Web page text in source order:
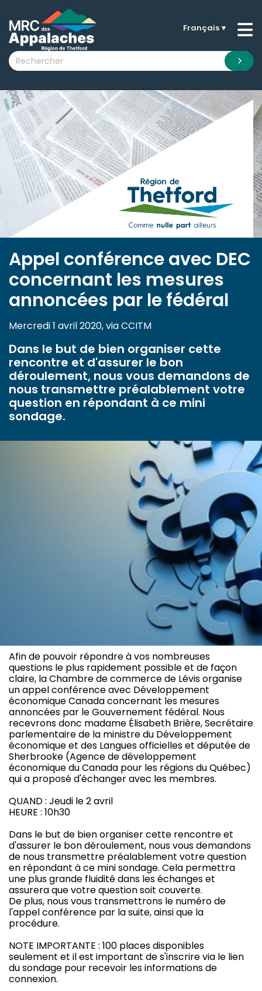
submenu (La MRC )
submenu (Citoyens )
submenu (Visiteurs )
submenu (Nouvelles )
submenu (Documentation )
Français▼
Appel conférence avec DEC
concernant les mesures
annoncées par le fédéral
Mercredi 1 avril 2020, via CCITM
Dans le but de bien organiser cette
rencontre et d'assurer le bon
déroulement, nous vous demandons de
nous transmettre préalablement votre
question en répondant à ce mini
sondage.
Afin de pouvoir répondre à vos nombreuses
questions le plus rapidement possible et de façon
claire, la Chambre de commerce de Lévis organise
un appel conférence avec Développement
économique Canada concernant les mesures
annoncées par le Gouvernement fédéral. Nous
recevrons donc madame Élisabeth Brière, Secrétaire
parlementaire de la ministre du Développement
économique et des Langues officielles et députée de
Sherbrooke (Agence de développement
économique du Canada pour les régions du Québec)
qui a proposé d'échanger avec les membres.
QUAND : Jeudi le 2 avril
HEURE : 10h30
Dans le but de bien organiser cette rencontre et
d'assurer le bon déroulement, nous vous demandons
de nous transmettre préalablement votre question
en répondant à ce mini sondage. Cela permettra
une plus grande fluidité dans les échanges et
assurera que votre question soit couverte.
De plus, nous vous transmettrons le numéro de
l'appel conférence par la suite, ainsi que la
procédure.
NOTE IMPORTANTE : 100 places disponibles
seulement et il est important de s'inscrire via le lien
du sondage pour recevoir les informations de
connexion.